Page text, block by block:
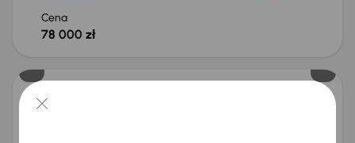
Cena
78 000 zł
Kia Sportage